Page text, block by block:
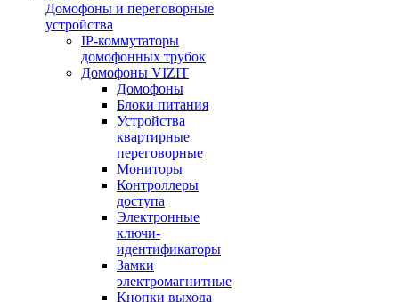
Домофоны и переговорные
устройства
IP-коммутаторы
домофонных трубок
Домофоны VIZIT
Домофоны
Блоки питания
Устройства
квартирные
переговорные
Мониторы
Контроллеры
доступа
Электронные
ключи-
идентификаторы
Замки
электромагнитные
Кнопки выхода